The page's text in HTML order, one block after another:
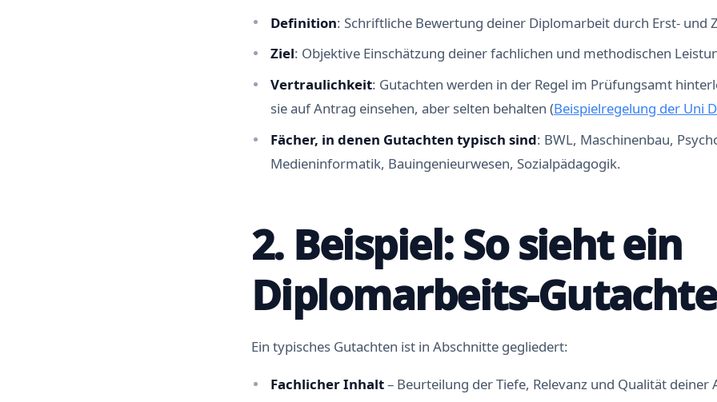
Definition: Schriftliche Bewertung deiner Diplomarbeit durch Erst- und
Ziel: Objektive Einschätzung deiner fachlichen und methodischen
Vertraulichkeit: Gutachten werden in der Regel im Prüfungsamt
sie auf Antrag einsehen, aber selten behalten (Beispielregelung der Uni
Fächer, in denen Gutachten typisch sind: BWL, Maschinenbau,
Medieninformatik, Bauingenieurwesen, Sozialpädagogik.
2. Beispiel: So sieht ein
Diplomarbeits-
Ein typisches Gutachten ist in Abschnitte gegliedert:
Fachlicher Inhalt– Beurteilung der Tiefe, Relevanz und Qualität deiner